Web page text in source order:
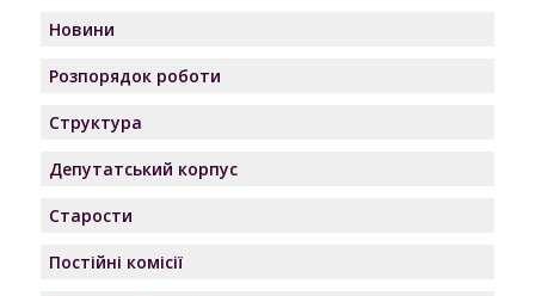
Новини
Розпорядок роботи
Структура
Депутатський корпус
Старости
Постійні комісії